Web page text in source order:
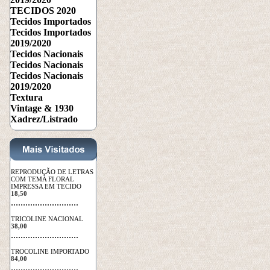
TECIDOS 2020
Tecidos Importados
Tecidos Importados
2019/2020
Tecidos Nacionais
Tecidos Nacionais
Tecidos Nacionais
2019/2020
Textura
Vintage & 1930
Xadrez/Listrado
REPRODUÇÃO DE LETRAS
COM TEMA FLORAL
IMPRESSA EM TECIDO
18,50
............................
TRICOLINE NACIONAL
38,00
............................
TROCOLINE IMPORTADO
84,00
............................